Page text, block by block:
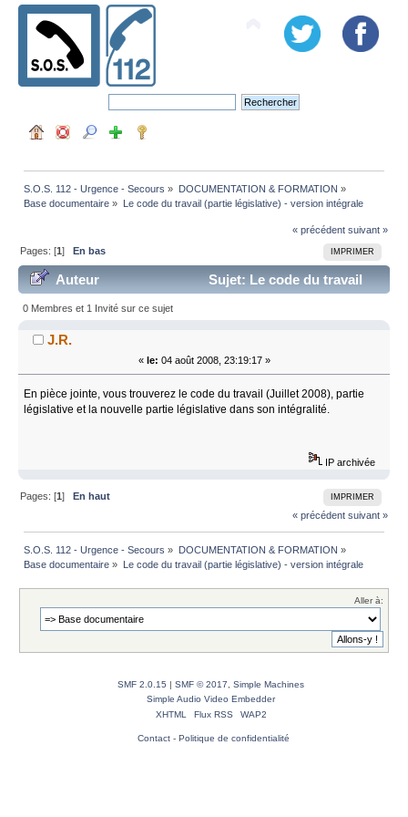
S.O.S. 112 - Urgence - Secours » DOCUMENTATION & FORMATION »
Base documentaire » Le code du travail (partie législative) - version intégrale
« précédent suivant »
IMPRIMER
Pages: [1]En bas
Auteur
Sujet: Le code du travail
(partie législative) - version intégrale (Lu 22516 fois)
0 Membres et 1 Invité sur ce sujet
J.R.
« le: 04 août 2008, 23:19:17 »
En pièce jointe, vous trouverez le code du travail (Juillet 2008), partie
législative et la nouvelle partie législative dans son intégralité.
IP archivée
IMPRIMER
Pages: [1]En haut
« précédent suivant »
S.O.S. 112 - Urgence - Secours » DOCUMENTATION & FORMATION »
Base documentaire » Le code du travail (partie législative) - version intégrale
Aller à:
SMF 2.0.15 | SMF © 2017
Simple Machines
Simple Audio Video Embedder
XHTML
Flux RSS WAP2
Contact- Politique de confidentialité